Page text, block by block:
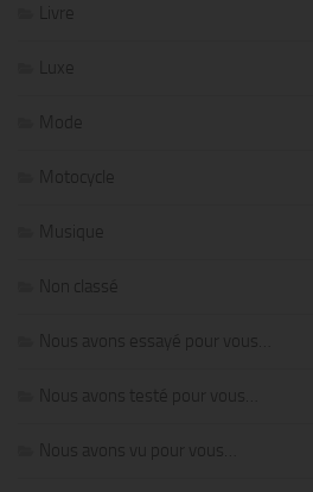
Livre
Luxe
Mode
Motocycle
Musique
Non classé
Nous avons essayé pour vous…
Nous avons testé pour vous…
Nous avons vu pour vous…